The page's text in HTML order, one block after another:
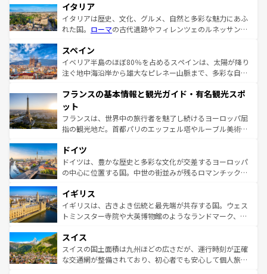
イタリア
イタリアは歴史、文化、グルメ、自然と多彩な魅力にあふ
れた国。 ローマの古代遺跡やフィレンツェのルネッサンス
ろん、トスカーナの美しい田園風景やアマルフィ海岸の絶
景など、自然景観も見逃せない。観光の合間には、本場の
ピザやパスタなど、絶品のイタリア料理を堪能することも
ませてくれるイタリアで、忘れられない旅をしてみよう！
なお、新着のイタリア情報は
しい。
スペイン
イベリア半島のほぼ80％を占めるスペインは、太陽が降り
注ぐ地中海沿岸から雄大なピレネー山脈まで、多彩な自然
文化が根付くこの国では、情熱的なフラメンコ、熱気あふ
れる闘牛、そして美味しいタパスが生活の一部となってい
る。首都マドリードの洗練された雰囲気や、バルセロナの
アートに溢れた街角から、地方では古代ローマ遺跡や中世
せる。地方によって風土や気候が異なるスペインはその個
性で訪れる人を魅了する。 なお、新着のスペイン情報は コ
ンテンツ一覧を参照してほしい。
フランスの基本情報と観光ガイド・有名観光スポ
ット
フランスは、世界中の旅行者を魅了し続けるヨーロッパ屈
指の観光地だ。首都パリのエッフェル塔やルーブル美術館
で、幅広い魅力が詰まっている。華麗な宮殿、歴史的な大
聖堂、美しいビーチ、そして豊かな自然が、訪れる者を心
から魅了する。また、フランスは美食の国としても知ら
いる。シャンパンの発祥地であるランス、プロヴァンスの
香り高いラベンダー畑など、多彩な楽しみ方が可能だ。さ
らに、パリ以外の地域にも魅力が溢れており、どの街角に
れる地方に足を運ぶとそれぞれで全く異なる文化を体験で
きるだろう。 なお、新着のフランス情報はコンテンツ一覧
を参照してほしい。
ドイツ
ドイツは、豊かな歴史と多彩な文化が交差するヨーロッパ
の中心に位置する国。中世の街並みが残るロマンチック街
顔を持つこの国は、どこを歩いても飽きることがない。ベ
ルリンの文化的活気、バイエルン州のアルプスの絶景、そ
してライン川沿いのワイン畑といった風景は必見。ビール
は、お酒好きな人にはぜひ体験してほしい。 なお、新着の
ドイツ情報はコンテンツ一覧を参照してほしい。
イギリス
イギリスは、古きよき伝統と最先端が共存する国。ウェス
トミンスター寺院や大英博物館のようなランドマーク、歴
リアごとに異なる魅力がある。また、優雅なアフタヌーン
ティー、ビール好きにはたまらない英国パブ、サッカー観
戦など、本場だからこそできる体験も豊富。イギリスを旅
スイス
スイスの国土面積は九州ほどの広さだが、運行時刻が正確
な交通網が整備されており、初心者でも安心して個人旅行